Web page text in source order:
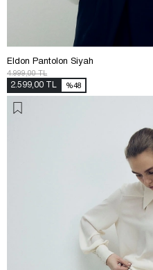
Eldon Pantolon Siyah
4.999,00 TL
2.599,00 TL %48